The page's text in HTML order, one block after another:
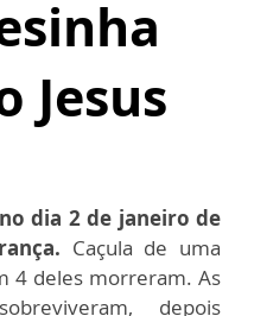
Jesus
dia 2 de janeiro de
Caçula de uma
4 deles morreram. As
depois